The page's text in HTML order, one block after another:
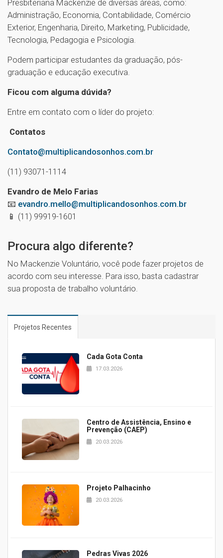
Presbiteriana Mackenzie de diversas áreas, como:
Administração, Economia, Contabilidade, Comércio
Exterior, Engenharia, Direito, Marketing, Publicidade,
Tecnologia, Pedagogia e Psicologia.
Podem participar estudantes da graduação, pós-
graduação e educação executiva.
Ficou com alguma dúvida?
Entre em contato com o líder do projeto:
Contatos
Contato@multiplicandosonhos.com.br
(11) 93071-1114
Evandro de Melo Farias
📧 evandro.mello@multiplicandosonhos.com.br
📱 (11) 99919-1601
Procura algo diferente?
No Mackenzie Voluntário, você pode fazer projetos de
acordo com seu interesse. Para isso, basta cadastrar
sua proposta de trabalho voluntário.
Projetos Recentes
Cada Gota Conta
17.03.2026
Centro de Assistência, Ensino e
Prevenção (CAEP)
20.03.2026
Projeto Palhacinho
20.03.2026
Pedras Vivas 2026